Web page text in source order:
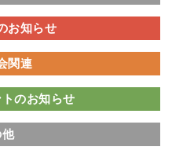
お知らせ
関連
のお知らせ
他